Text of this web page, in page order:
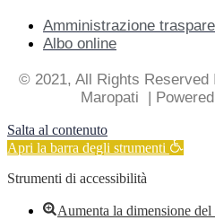
Amministrazione
Albo online
© 2021, All Rights Reserved
Maropati |
Salta al contenuto
Apri la barra degli strumenti
Strumenti di accessibilità
Aumenta la dimensione del